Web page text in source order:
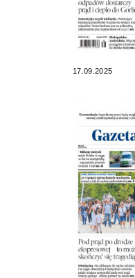
17.09.2025